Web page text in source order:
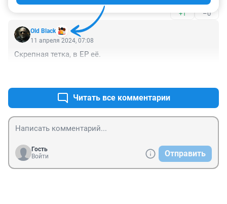
+1 –0
Old Black
11 апреля 2024, 07:08
Скрепная тетка, в ЕР её.
Читать все комментарии
Гость
Войти
Отправить